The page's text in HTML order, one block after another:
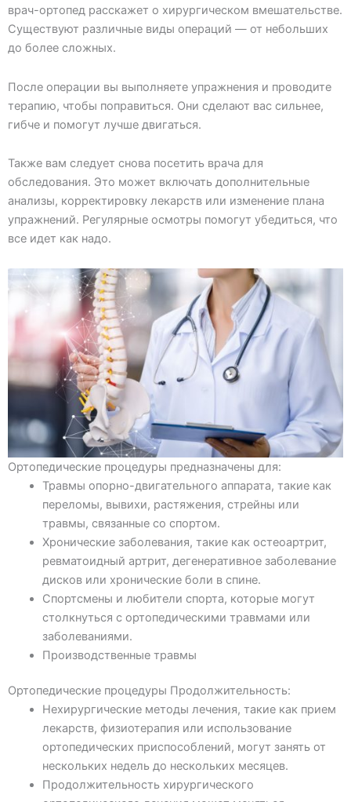
врач-ортопед расскажет о хирургическом вмешательстве.
Существуют различные виды операций — от небольших
до более сложных.
После операции вы выполняете упражнения и проводите
терапию, чтобы поправиться. Они сделают вас сильнее,
гибче и помогут лучше двигаться.
Также вам следует снова посетить врача для
обследования. Это может включать дополнительные
анализы, корректировку лекарств или изменение плана
упражнений. Регулярные осмотры помогут убедиться, что
все идет как надо.
Ортопедические процедуры предназначены для:
Травмы опорно-двигательного аппарата, такие как
переломы, вывихи, растяжения, стрейны или
травмы, связанные со спортом.
Хронические заболевания, такие как остеоартрит,
ревматоидный артрит, дегенеративное заболевание
дисков или хронические боли в спине.
Спортсмены и любители спорта, которые могут
столкнуться с ортопедическими травмами или
заболеваниями.
Производственные травмы
Ортопедические процедуры Продолжительность:
Нехирургические методы лечения, такие как прием
лекарств, физиотерапия или использование
ортопедических приспособлений, могут занять от
нескольких недель до нескольких месяцев.
Продолжительность хирургического